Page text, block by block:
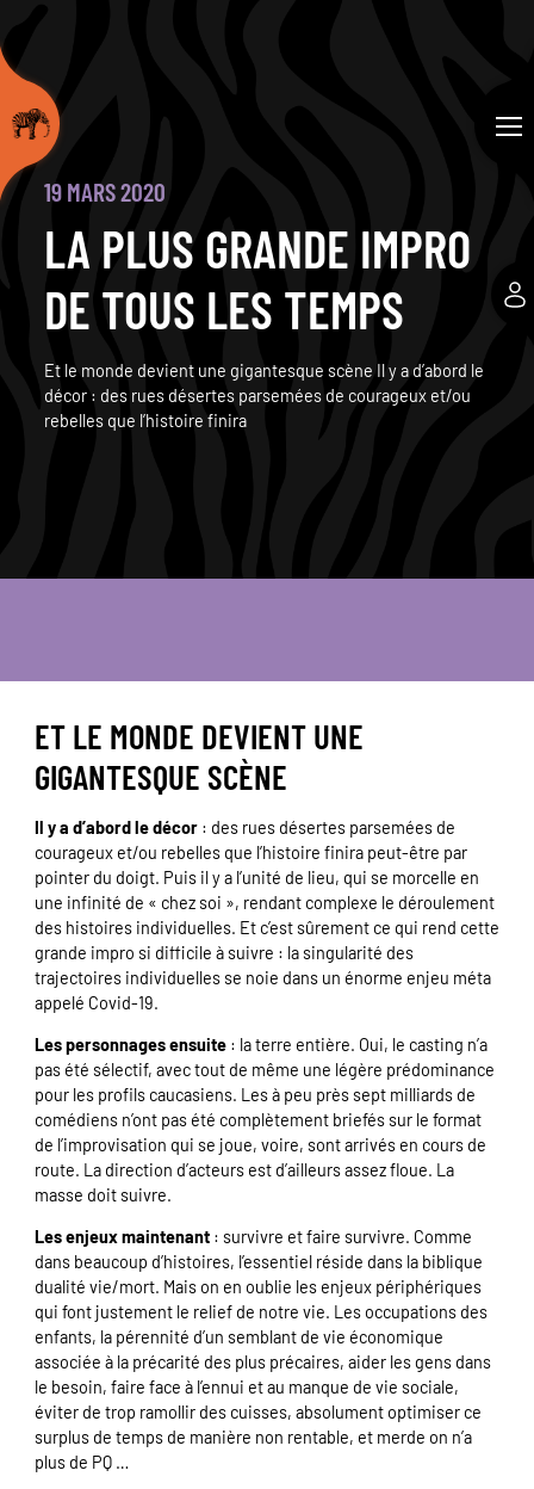
19 MARS 2020
LA PLUS GRANDE IMPRO
DE TOUS LES TEMPS
Et le monde devient une gigantesque scène Il y a d’abord le
décor : des rues désertes parsemées de courageux et/ou
rebelles que l’histoire finira
ET LE MONDE DEVIENT UNE
GIGANTESQUE SCÈNE
Il y a d’abord le décor: des rues désertes parsemées de
courageux et/ou rebelles que l’histoire finira peut-être par
pointer du doigt. Puis il y a l’unité de lieu, qui se morcelle en
une infinité de « chez soi », rendant complexe le déroulement
des histoires individuelles. Et c’est sûrement ce qui rend cette
grande impro si difficile à suivre : la singularité des
trajectoires individuelles se noie dans un énorme enjeu méta
appelé Covid-19.
Les personnages ensuite: la terre entière. Oui, le casting n’a
pas été sélectif, avec tout de même une légère prédominance
pour les profils caucasiens. Les à peu près sept milliards de
comédiens n’ont pas été complètement briefés sur le format
de l’improvisation qui se joue, voire, sont arrivés en cours de
route. La direction d’acteurs est d’ailleurs assez floue. La
masse doit suivre.
Les enjeux maintenant: survivre et faire survivre. Comme
dans beaucoup d’histoires, l’essentiel réside dans la biblique
dualité vie/mort. Mais on en oublie les enjeux périphériques
qui font justement le relief de notre vie. Les occupations des
enfants, la pérennité d’un semblant de vie économique
associée à la précarité des plus précaires, aider les gens dans
le besoin, faire face à l’ennui et au manque de vie sociale,
éviter de trop ramollir des cuisses, absolument optimiser ce
surplus de temps de manière non rentable, et merde on n’a
plus de PQ …